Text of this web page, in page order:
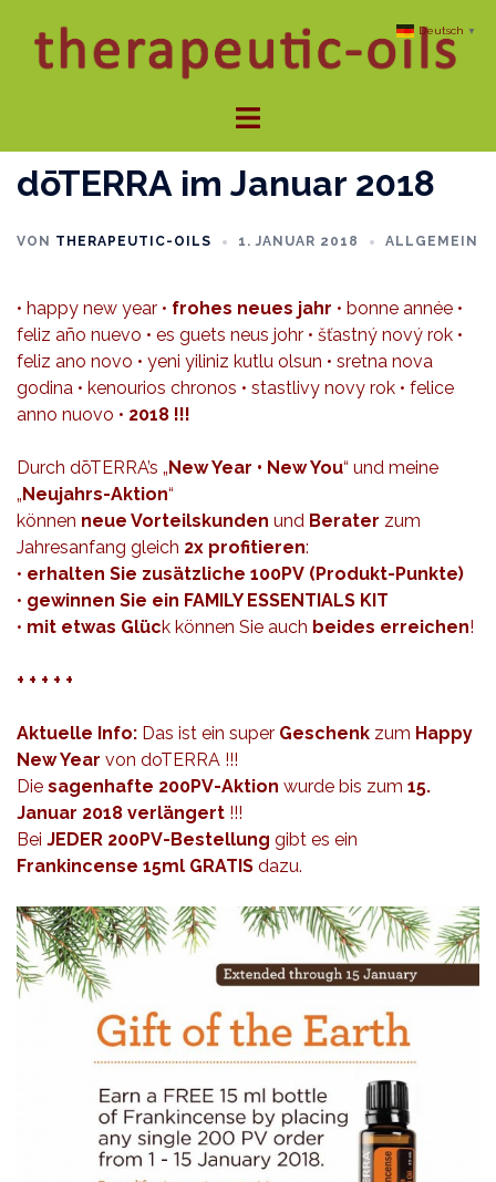
Inhalt
springen
Menü
dōTERRA im Januar 2018
VON THERAPEUTIC-OILS 1. JANUAR 2018 ALLGEMEIN
• happy new year • frohes neues jahr • bonne année •
feliz año nuevo • es guets neus johr • šťastný nový rok •
feliz ano novo • yeni yiliniz kutlu olsun • sretna nova
godina • kenourios chronos • stastlivy novy rok • felice
anno nuovo • 2018 !!!
Durch dōTERRA’s „ New Year • New You“ und meine
„ Neujahrs-Aktion“
können neue Vorteilskunden und Berater zum
Jahresanfang gleich 2x profitieren:
• erhalten Sie zusätzliche 100PV (Produkt-Punkte)
• gewinnen Sie ein FAMILY ESSENTIALS KIT
• mit etwas Glück können Sie auch beides erreichen!
+ + + + +
Aktuelle Info: Das ist ein super Geschenk zum Happy
New Year von doTERRA !!!
Die sagenhafte 200PV-Aktion wurde bis zum 15.
Januar 2018 verlängert !!!
Bei JEDER 200PV-Bestellung gibt es ein
Frankincense 15ml GRATIS dazu.
Deutsch ▼